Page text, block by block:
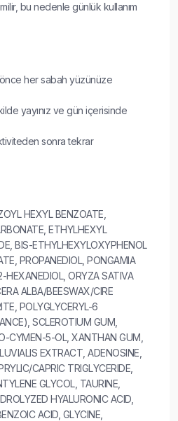
bu nedenle günlük kullanım
önce her sabah yüzünüze
yayınız ve gün içerisinde
sonra tekrar
HEXYL BENZOATE,
ETHYLHEXYL
BIS-ETHYLHEXYLOXYPHENOL
PROPANEDIOL, PONGAMIA
HEXANEDIOL, ORYZA SATIVA
ALBA/BEESWAX/CIRE
POLYGLYCERYL-6
SCLEROTIUM GUM,
CYMEN-5-OL, XANTHAN GUM,
EXTRACT, ADENOSINE,
CAPRIC TRIGLYCERIDE,
GLYCOL, TAURINE,
HYALURONIC ACID,
ACID, GLYCINE,